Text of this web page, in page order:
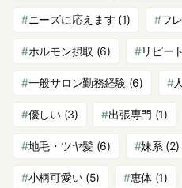
ニーズに応えます (1) フ
ホルモン摂取 (6) リピー
一般サロン勤務経験 (6)
優しい(3) 出張専門 (1)
地毛・ツヤ髪(6) 妹系 (2)
小柄可愛い(5) 恵体(1)